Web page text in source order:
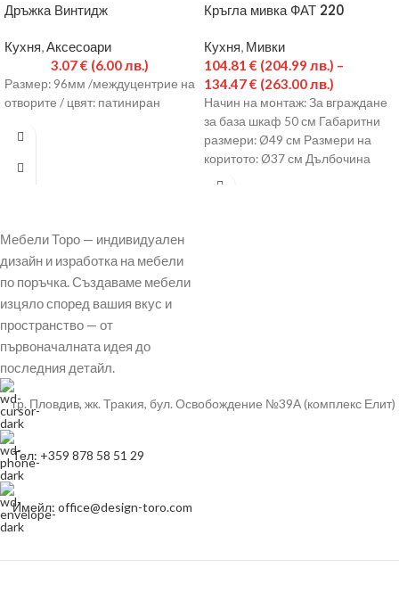
Дръжка Винтидж
Кухня,Аксесоари
3.07€ (6.00 лв.)
Размер: 96мм /междуцентрие на
отворите / цвят: патиниран
Кръгла мивка ФАТ 220
Кухня, Мивки
104.81 € (204.99 лв.) –
134.47€ (263.00 лв.)
Начин на монтаж: За вграждане
за база шкаф 50 см Габаритни
размери: Ø49 см Размери на
коритото: Ø37 см Дълбочина
Мебели Торо — индивидуален
дизайн и изработка на мебели
по поръчка. Създаваме мебели
изцяло според вашия вкус и
пространство — от
първоначалната идея до
последния детайл.
гр. Пловдив, жк. Тракия, бул. Освобождение №39А (комплекс Елит)
Тел: +359 878 58 51 29
Имейл: office@design-toro.com